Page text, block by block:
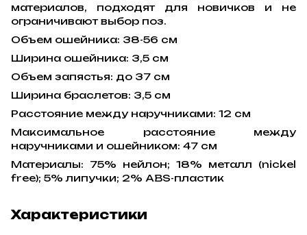
материалов, подходят для новичков и не
ограничивают выбор поз.
Объем ошейника: 38-56 см
Ширина ошейника: 3,5 см
Объем запястья: до 37 см
Ширина браслетов: 3,5 см
Расстояние между наручниками: 12 см
Максимальное расстояние между
наручниками и ошейником: 47 см
Материалы: 75% нейлон; 18% металл (nickel
free); 5% липучки; 2% ABS-пластик
Характеристики